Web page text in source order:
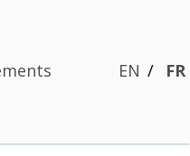
EN FR